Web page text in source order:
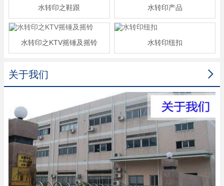
水转印之鞋跟 水转印产品
水转印之KTV摇锤及摇铃 水转印纽扣

关于我们